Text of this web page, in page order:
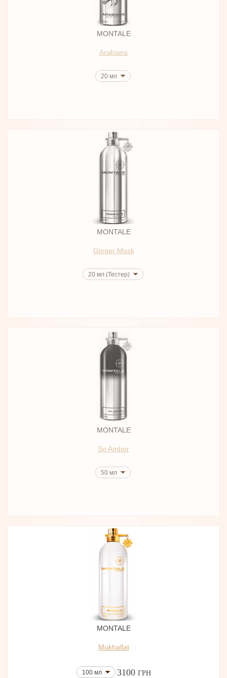
MONTALE
Arabians
20 мл
MONTALE
Ginger Musk
20 мл (Тестер)
MONTALE
So Amber
50 мл
MONTALE
Mukhallat
100 мл 3100 ГРН